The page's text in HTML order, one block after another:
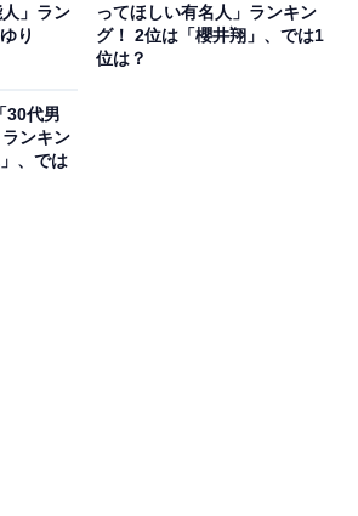
」ラン
り
ってほしい有名人」ランキン
グ！ 2位は「櫻井翔」、では1
位は？
30代男
ンキン
、では